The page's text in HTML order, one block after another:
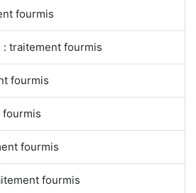
fourmis
traitement fourmis
fourmis
fourmis
fourmis
fourmis